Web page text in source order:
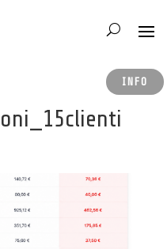
INFO